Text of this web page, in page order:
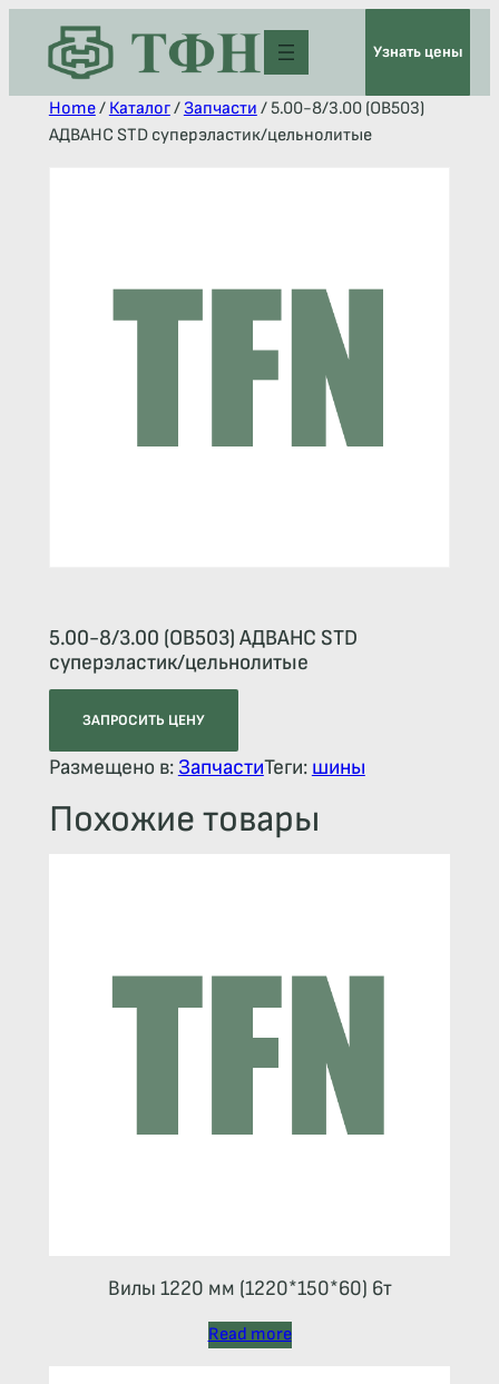
Узнать цены
Home/ Каталог/ Запчасти / 5.00-8/3.00 (OB503)
АДВАНС STD суперэластик/цельнолитые
5.00-8/3.00 (OB503) АДВАНС STD
суперэластик/цельнолитые
ЗАПРОСИТЬ ЦЕНУ
Размещено в: ЗапчастиТеги: шины
Похожие товары
Вилы 1220 мм (1220*150*60) 6т
Read more